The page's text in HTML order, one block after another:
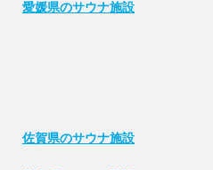
愛媛県のサウナ施設
佐賀県のサウナ施設